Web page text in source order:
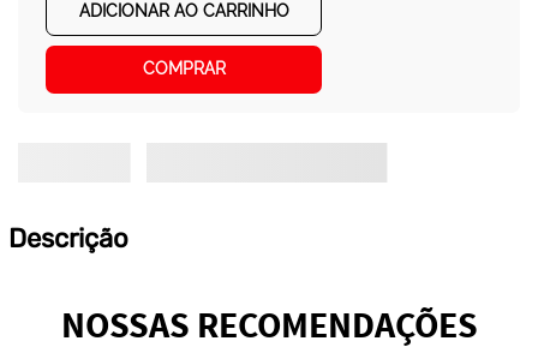
ADICIONAR AO CARRINHO
COMPRAR
Descrição
NOSSAS RECOMENDAÇÕES